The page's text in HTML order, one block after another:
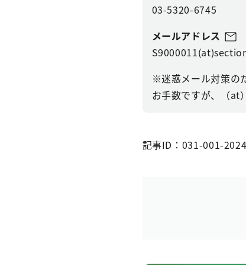
03-5320-6745
メールアドレス
※迷惑メール対策の
お手数ですが、（at
記事ID：031-001-